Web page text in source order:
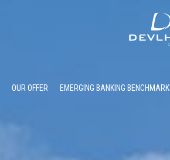
OUR OFFER EMERGING BANKING BENCHMARK